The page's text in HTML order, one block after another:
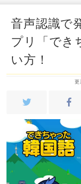
音声認識で
プリ「でき
い方！
更